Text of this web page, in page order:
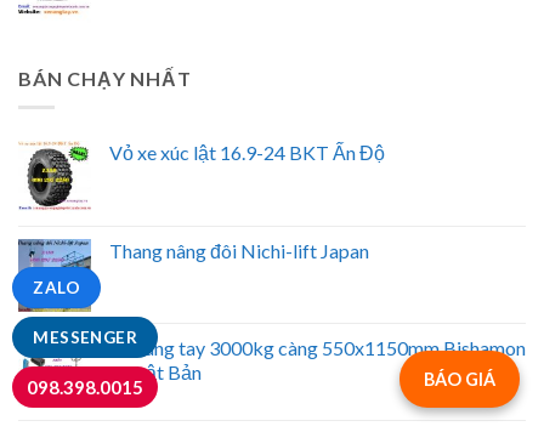
MESSENGER
ZALO
098.398.0015
BÁN CHẠY NHẤT
Vỏ xe xúc lật 16.9-24 BKT Ấn Độ
Thang nâng đôi Nichi-lift Japan
Xe nâng tay 3000kg càng 550x1150mm Bishamon
- Nhật Bản
BÁO GIÁ